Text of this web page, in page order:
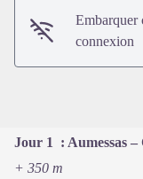
Embarquer
connexion
Jour 1 : Aumessas –
+ 350 m